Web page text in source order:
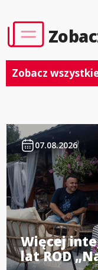
Zobacz
07.08.2026
Więcej
lat ROD